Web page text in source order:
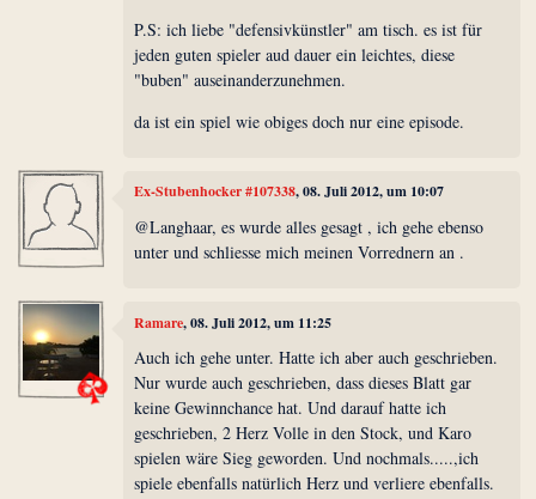
P.S: ich liebe "defensivkünstler" am tisch. es ist für
jeden guten spieler aud dauer ein leichtes, diese
"buben" auseinanderzunehmen.
da ist ein spiel wie obiges doch nur eine episode.
Ex-Stubenhocker #107338, 08. Juli 2012, um 10:07
@Langhaar, es wurde alles gesagt , ich gehe ebenso
unter und schliesse mich meinen Vorrednern an .
Ramare, 08. Juli 2012, um 11:25
Auch ich gehe unter. Hatte ich aber auch geschrieben.
Nur wurde auch geschrieben, dass dieses Blatt gar
keine Gewinnchance hat. Und darauf hatte ich
geschrieben, 2 Herz Volle in den Stock, und Karo
spielen wäre Sieg geworden. Und nochmals.....,ich
spiele ebenfalls natürlich Herz und verliere ebenfalls.